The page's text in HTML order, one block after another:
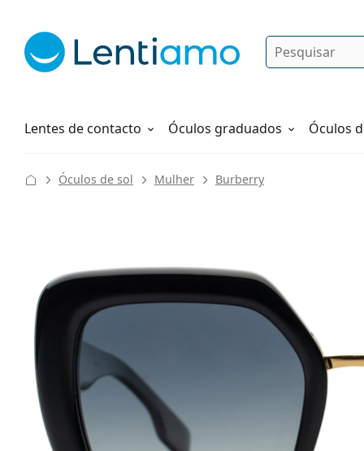
Pesquisar
Lentes de contacto
Líquidos Óculos graduados Óculos
Como fazer um pedido
Óculos de sol Mulher Burberry
Calibre total dos óculos
Calibre
do cristal